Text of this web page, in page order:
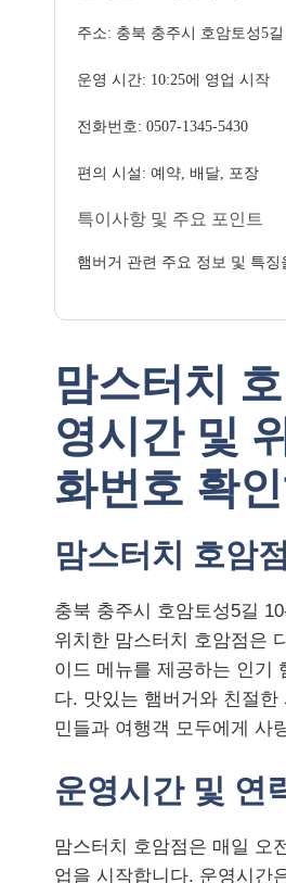
주소: 충북 충주시 호암토성5
운영 시간: 10:25에 영업 시작
전화번호: 0507-1345-5430
편의 시설: 예약, 배달, 포장
특이사항 및 주요 포인트
햄버거 관련 주요 정보 및 특징
맘스터치
영시간 및
화번호 확
맘스터치 호암
충북 충주시 호암토성5길
위치한 맘스터치 호암점은
이드 메뉴를 제공하는 인기
다. 맛있는 햄버거와 친절한
민들과 여행객 모두에게 사
운영시간 및 연
맘스터치 호암점은 매일 오
업을 시작합니다. 운영시간